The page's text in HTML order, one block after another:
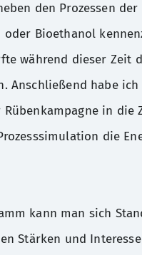
den Prozessen
oder Bioethanol
während dieser Zeit
Anschließend habe
Rübenkampagne in
die
kann man sich
Stärken und